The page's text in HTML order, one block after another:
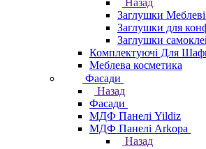
Назад
Заглушки Меблеві
Заглушки для
Заглушки
Комплектуючі Для
Меблева косметика
Фасади
Назад
Фасади
МДФ Панелі Yildiz
МДФ Панелі Arkopa
Назад